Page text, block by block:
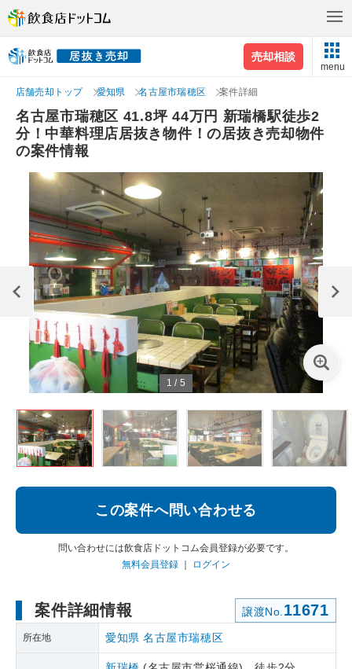
売却相談
menu
店舗売却トップ 愛知県 名古屋市瑞穂区 案件詳細
名古屋市瑞穂区 41.8坪 44万円 新瑞橋駅徒歩2
分！中華料理店居抜き物件！の居抜き売却物件
の案件情報
1 / 5
この案件へ問い合わせる
問い合わせには飲食店ドットコム会員登録が必要です。
無料会員登録
ログイン
案件詳細情報 譲渡No. 11671
所在地 愛知県 名古屋市瑞穂区